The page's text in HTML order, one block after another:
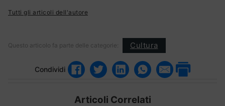
Tutti gli articoli dell'autore
Questo articolo fa parte delle categorie: Cultura
Condividi
Articoli Correlati